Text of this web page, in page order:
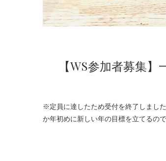
【WS参加者募集
※定員に達したため受付を終了しました。 この記事を書くと「今年ももう終わりかー。」と一気に師走を感じます。 毎年、年末と
か年初めに新しい年の目標を立てるの